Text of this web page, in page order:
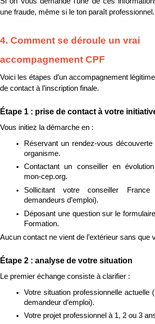
une fraude, même si le ton paraît professionnel.
4. Comment se déroule un vrai
accompagnement CPF
Voici les étapes d’un accompagnement
de contact à l’inscription finale.
Étape 1 : prise de contact à votre
Vous initiez la démarche en :
Réservant un rendez-vous
organisme.
Contactant un conseiller en
mon-cep.org.
Sollicitant votre conseiller
demandeurs d’emploi).
Déposant une question sur le
Formation.
Aucun contact ne vient de l’extérieur sans que
Étape 2 : analyse de votre situation
Le premier échange consiste à clarifier :
Votre situation professionnelle actuelle
demandeur d’emploi).
Votre projet professionnel à 1, 2 ou 3